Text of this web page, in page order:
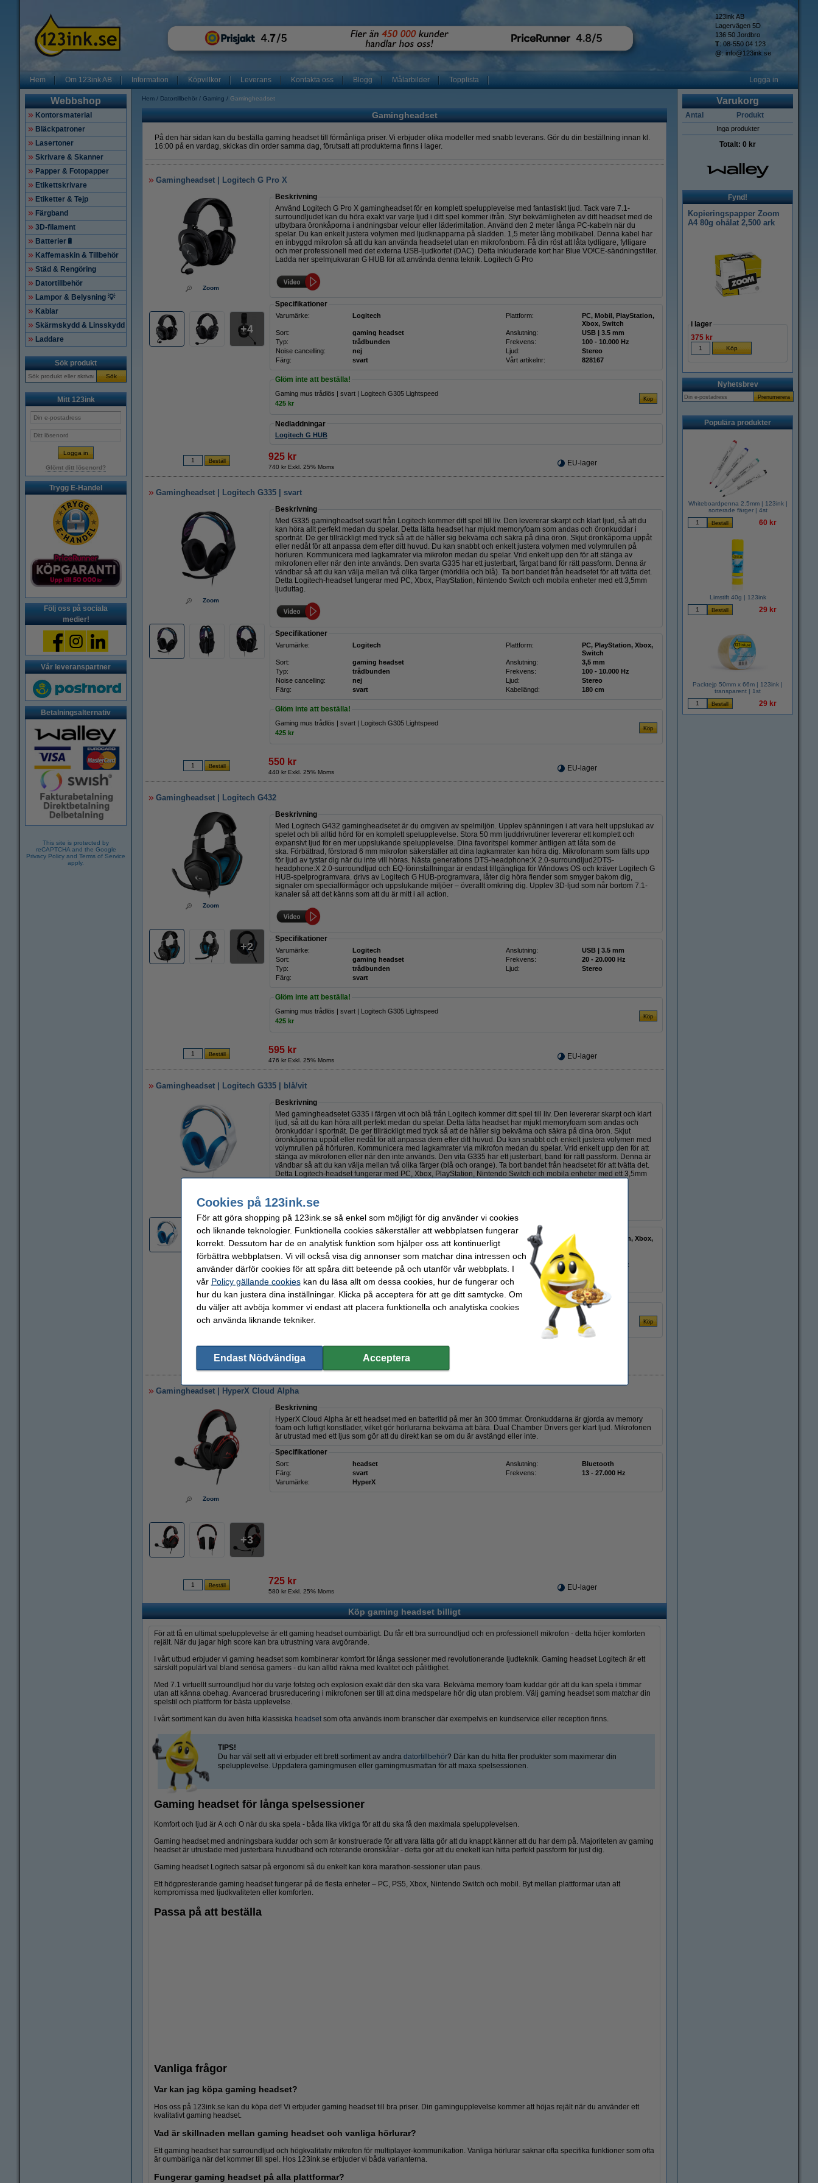
123ink AB
Lagervägen 5D
136 50 Jordbro
T: 08-550 04 123
@: info@123ink.se
Hem Om 123ink AB Information Köpvillkor Leverans Kontakta oss Blogg Målarbilder Topplista Logga in
Webbshop
Kontorsmaterial
Bläckpatroner
Lasertoner
Skrivare & Skanner
Papper & Fotopapper
Etikettskrivare
Etiketter & Tejp
Färgband
3D-filament
Batterier🔋
Kaffemaskin & Tillbehör
Städ & Rengöring
Datortillbehör
Lampor & Belysning 💡
Kablar
Skärmskydd & Linsskydd
Laddare
Sök produkt
Sök
Mitt 123ink
Glömt ditt lösenord?
Trygg E-Handel
Följ oss på sociala
medier!
Vår leveranspartner
Betalningsalternativ
This site is protected by
reCAPTCHA and the Google
Privacy Policy and Terms of Service
apply.
Hem Datortillbehör Gaming Gamingheadset
Gamingheadset
På den här sidan kan du beställa gaming headset till förmånliga priser. Vi erbjuder olika modeller med snabb leverans. Gör du din beställning innan kl.
16:00 på en vardag, skickas din order samma dag, förutsatt att produkterna finns i lager.
Gamingheadset | Logitech G Pro X
Zoom
4
Beskrivning
Använd Logitech G Pro X gamingheadset för en komplett spelupplevelse med fantastiskt ljud. Tack vare 7.1-
surroundljudet kan du höra exakt var varje ljud i ditt spel kommer ifrån. Styr bekvämligheten av ditt headset med de
utbytbara öronkåporna i andningsbar velour eller läderimitation. Använd den 2 meter långa PC-kabeln när du
spelar. Du kan enkelt justera volymen med ljudknapparna på sladden. 1,5 meter lång mobilkabel. Denna kabel har
en inbyggd mikrofon så att du kan använda headsetet utan en mikrofonbom. Få din röst att låta tydligare, fylligare
och mer professionell med det externa USB-ljudkortet (DAC). Detta inkluderade kort har Blue VO!CE-sändningsfilter.
Ladda ner spelmjukvaran G HUB för att använda denna teknik. Logitech G Pro
Specifikationer
Varumärke: Logitech Plattform:
PC, Mobil, PlayStation,
Xbox, Switch
Sort:
gaming headset Anslutning:
USB | 3.5 mm
Typ:
trådbunden Frekvens:
100 - 10.000 Hz
Noise cancelling:
nej Ljud:
Stereo
Färg:
svart Vårt artikelnr: 828167
Glöm inte att beställa!
Gaming mus trådlös | svart | Logitech G305 Lightspeed
425 kr
Nedladdningar
Logitech G HUB
925 kr
740 kr Exkl. 25% Moms EU-lager
Gamingheadset | Logitech G335 | svart
Zoom
Beskrivning
Med G335 gamingheadset svart från Logitech kommer ditt spel till liv. Den levererar skarpt och klart ljud, så att du
kan höra allt perfekt medan du spelar. Detta lätta headset har mjukt memoryfoam som andas och öronkuddar i
sportnät. De ger tillräckligt med tryck så att de håller sig bekväma och säkra på dina öron. Skjut öronkåporna uppåt
eller nedåt för att anpassa dem efter ditt huvud. Du kan snabbt och enkelt justera volymen med volymrullen på
hörluren. Kommunicera med lagkamrater via mikrofon medan du spelar. Vrid enkelt upp den för att stänga av
mikrofonen eller när den inte används. Den svarta G335 har ett justerbart, färgat band för rätt passform. Denna är
vändbar så att du kan välja mellan två olika färger (mörklila och blå). Ta bort bandet från headsetet för att tvätta det.
Detta Logitech-headset fungerar med PC, Xbox, PlayStation, Nintendo Switch och mobila enheter med ett 3,5mm
ljuduttag.
Specifikationer
Varumärke: Logitech Plattform:
PC, PlayStation, Xbox,
Switch
Sort:
gaming headset Anslutning:
3,5 mm
Typ:
trådbunden Frekvens:
100 - 10.000 Hz
Noise cancelling:
nej Ljud:
Stereo
Färg:
svart Kabellängd: 180 cm
Glöm inte att beställa!
Gaming mus trådlös | svart | Logitech G305 Lightspeed
425 kr
550 kr
440 kr Exkl. 25% Moms EU-lager
Gamingheadset | Logitech G432
Zoom
2
Beskrivning
Med Logitech G432 gamingheadsetet är du omgiven av spelmiljön. Upplev spänningen i att vara helt uppslukad av
spelet och bli alltid hörd för en komplett spelupplevelse. Stora 50 mm ljuddrivrutiner levererar ett komplett och
expansivt ljud för en mer uppslukande spelupplevelse. Dina favoritspel kommer äntligen att låta som de
ska. Förbättrad, förstorad 6 mm mikrofon säkerställer att dina lagkamrater kan höra dig. Mikrofonarm som fälls upp
för ljud av tystar dig när du inte vill höras. Nästa generations DTS-headphone:X 2.0-surroundljud2DTS-
headphone:X 2.0-surroundljud och EQ-förinställningar är endast tillgängliga för Windows OS och kräver Logitech G
HUB-spelprogramvara. drivs av Logitech G HUB-programvara, låter dig höra fiender som smyger bakom dig,
signaler om specialförmågor och uppslukande miljöer – överallt omkring dig. Upplev 3D-ljud som når bortom 7.1-
kanaler så att det känns som att du är mitt i all action.
Specifikationer
Varumärke: Logitech Anslutning:
USB | 3.5 mm
Sort:
gaming headset Frekvens:
20 - 20.000 Hz
Typ:
trådbunden Ljud:
Stereo
Färg:
svart
Glöm inte att beställa!
Gaming mus trådlös | svart | Logitech G305 Lightspeed
425 kr
595 kr
476 kr Exkl. 25% Moms EU-lager
Gamingheadset | Logitech G335 | blå/vit
Beskrivning
Med gamingheadsetet G335 i färgen vit och blå från Logitech kommer ditt spel till liv. Den levererar skarpt och klart
ljud, så att du kan höra allt perfekt medan du spelar. Detta lätta headset har mjukt memoryfoam som andas och
öronkuddar i sportnät. De ger tillräckligt med tryck så att de håller sig bekväma och säkra på dina öron. Skjut
öronkåporna uppåt eller nedåt för att anpassa dem efter ditt huvud. Du kan snabbt och enkelt justera volymen med
volymrullen på hörluren. Kommunicera med lagkamrater via mikrofon medan du spelar. Vrid enkelt upp den för att
stänga av mikrofonen eller när den inte används. Den vita G335 har ett justerbart, band för rätt passform. Denna är
vändbar så att du kan välja mellan två olika färger (blå och orange). Ta bort bandet från headsetet för att tvätta det.
Detta Logitech-headset fungerar med PC, Xbox, PlayStation, Nintendo Switch och mobila enheter med ett 3,5mm
Specifikationer
Plattform:
PC, PlayStation, Xbox,
Sort:
gaming headset Anslutning:
3,5 mm
Typ:
trådbunden Frekvens:
100 - 10.000 Hz
Noise cancelling:
nej Ljud:
Stereo
Färg:
vit Kabellängd: 180 cm
Glöm inte att beställa!
Gaming mus trådlös | svart | Logitech G305 Lightspeed
475 kr
380 kr Exkl. 25% Moms
Gamingheadset | HyperX Cloud Alpha
Zoom
3
Beskrivning
HyperX Cloud Alpha är ett headset med en batteritid på mer än 300 timmar. Öronkuddarna är gjorda av memory
foam och luftigt konstläder, vilket gör hörlurarna bekväma att bära. Dual Chamber Drivers ger klart ljud. Mikrofonen
är utrustad med ett ljus som gör att du direkt kan se om du är avstängd eller inte.
Specifikationer
Sort: headset Anslutning:
Bluetooth
Färg:
svart Frekvens:
13 - 27.000 Hz
Varumärke:
HyperX
725 kr
580 kr Exkl. 25% Moms EU-lager
Köp gaming headset billigt
För att få en ultimat spelupplevelse är ett gaming headset oumbärligt. Du får ett bra surroundljud och en professionell mikrofon - detta höjer komforten
rejält. När du jagar high score kan bra utrustning vara avgörande.
I vårt utbud erbjuder vi gaming headset som kombinerar komfort för långa sessioner med revolutionerande ljudteknik. Gaming headset Logitech är ett
särskilt populärt val bland seriösa gamers - du kan alltid räkna med kvalitet och pålitlighet.
Med 7.1 virtuellt surroundljud hör du varje fotsteg och explosion exakt där den ska vara. Bekväma memory foam kuddar gör att du kan spela i timmar
utan att känna obehag. Avancerad brusreducering i mikrofonen ser till att dina medspelare hör dig utan problem. Välj gaming headset som matchar din
spelstil och plattform för bästa upplevelse.
I vårt sortiment kan du även hitta klassiska headset som ofta används inom branscher där exempelvis en kundservice eller reception finns.
TIPS!
Du har väl sett att vi erbjuder ett brett sortiment av andra datortillbehör? Där kan du hitta fler produkter som maximerar din
spelupplevelse. Uppdatera gamingmusen eller gamingmusmattan för att maxa spelsessionen.
Gaming headset för långa spelsessioner
Komfort och ljud är A och O när du ska spela - båda lika viktiga för att du ska få den maximala spelupplevelsen.
Gaming headset med andningsbara kuddar och som är konstruerade för att vara lätta gör att du knappt känner att du har dem på. Majoriteten av gaming
headset är utrustade med justerbara huvudband och roterande öronskålar - detta gör att du enekelt kan hitta perfekt passform för just dig.
Gaming headset Logitech satsar på ergonomi så du enkelt kan köra marathon-sessioner utan paus.
Ett högpresterande gaming headset fungerar på de flesta enheter – PC, PS5, Xbox, Nintendo Switch och mobil. Byt mellan plattformar utan att
kompromissa med ljudkvaliteten eller komforten.
Passa på att beställa
Gamingmus Gamingmusmattor
Vanliga frågor
Var kan jag köpa gaming headset?
Hos oss på 123ink.se kan du köpa det! Vi erbjuder gaming headset till bra priser. Din gamingupplevelse kommer att höjas rejält när du använder ett
kvalitativt gaming headset.
Vad är skillnaden mellan gaming headset och vanliga hörlurar?
Ett gaming headset har surroundljud och högkvalitativ mikrofon för multiplayer-kommunikation. Vanliga hörlurar saknar ofta specifika funktioner som ofta
är oumbärliga när det kommer till spel. Hos 123ink.se erbjuder vi båda varianterna.
Fungerar gaming headset på alla plattformar?
Varukorg
Antal Produkt
Inga produkter
Totalt: 0 kr
Fynd!
Kopieringspapper Zoom
A4 80g ohålat 2,500 ark
i lager
375 kr
Nyhetsbrev
Populära produkter
Whiteboardpenna 2.5mm | 123ink |
sorterade färger | 4st
60 kr
Limstift 40g | 123ink
29 kr
Packtejp 50mm x 66m | 123ink |
transparent | 1st
29 kr
Cookies på 123ink.se
För att göra shopping på 123ink.se så enkel som möjligt för dig använder vi cookies
och liknande teknologier. Funktionella cookies säkerställer att webbplatsen fungerar
korrekt. Dessutom har de en analytisk funktion som hjälper oss att kontinuerligt
förbättra webbplatsen. Vi vill också visa dig annonser som matchar dina intressen och
använder därför cookies för att spåra ditt beteende på och utanför vår webbplats. I
vår Policy gällande cookieskan du läsa allt om dessa cookies, hur de fungerar och
hur du kan justera dina inställningar. Klicka på acceptera för att ge ditt samtycke. Om
du väljer att avböja kommer vi endast att placera funktionella och analytiska cookies
och använda liknande tekniker.
Endast Nödvändiga Acceptera